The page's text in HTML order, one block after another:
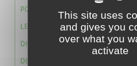
POLICE MUNICIPALE
LE CABINET DU MAIRE
DIRECTION DES RESSOURCES ET
DIRECTION DU DEVELLOPPEMENT
This site uses
and gives you
over what you
activate